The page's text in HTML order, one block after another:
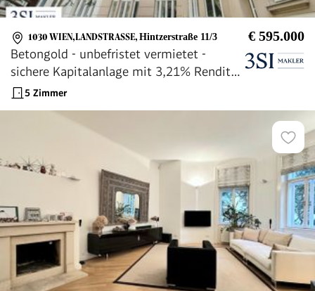
1030 WIEN,LANDSTRASSE , Hintzerstraße 11/3 € 595.000
Betongold - unbefristet vermietet -
sichere Kapitalanlage mit 3,21% Rendite
im Herzen der Stadt mit
Zukunftspotenzial!
5 Zimmer